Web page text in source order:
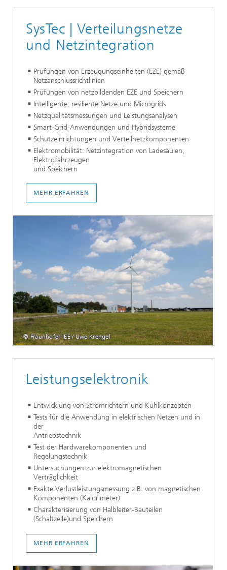
SysTec | Verteilungsnetze
und Netzintegration
Prüfungen von Erzeugungseinheiten (EZE) gemäß
Netzanschlussrichtlinien
Prüfungen von netzbildenden EZE und Speichern
Intelligente, resiliente Netze und Microgrids
Netzqualitätsmessungen und Leistungsanalysen
Smart-Grid-Anwendungen und Hybridsysteme
Schutzeinrichtungen und Verteilnetzkomponenten
Elektromobilität: Netzintegration von Ladesäulen,
Elektrofahrzeugen
und Speichern
MEHR ERFAHREN
© Fraunhofer IEE / Uwe Krengel
Leistungselektronik
Entwicklung von Stromrichtern und Kühlkonzepten
Tests für die Anwendung in elektrischen Netzen und in
der
Antriebstechnik
Test der Hardwarekomponenten und
Regelungstechnik
Untersuchungen zur elektromagnetischen
Verträglichkeit
Exakte Verlustleistungsmessung z.B. von magnetischen
Komponenten (Kalorimeter)
Charakterisierung von Halbleiter-Bauteilen
(Schaltzelle)und Speichern
MEHR ERFAHREN